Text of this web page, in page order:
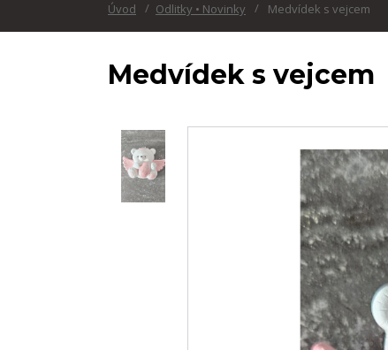
Úvod Odlitky • Novinky Medvídek s vejcem
Medvídek s vejcem